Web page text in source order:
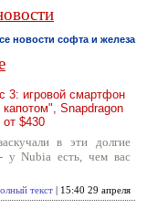
новости софта и железа
3: игровой смартфон
Snapdragon
$430
в эти долгие
у Nubia есть, чем вас
текст | 15:40 29 апреля